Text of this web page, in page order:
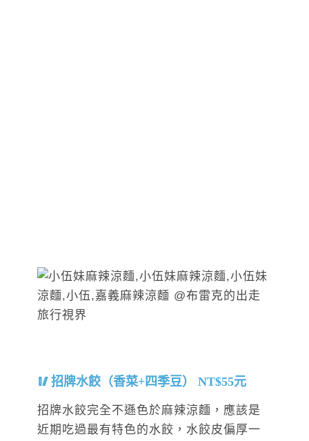
招牌水餃（香菜+四季豆） NT$55元
招牌水餃完全不遜色於麻辣涼麵，應該是
近期吃過最有特色的水餃，水餃皮偏厚一